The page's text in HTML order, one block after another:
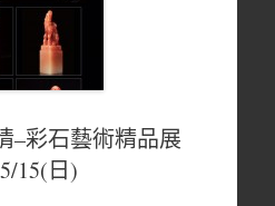
–彩石藝術精品展
15(日)